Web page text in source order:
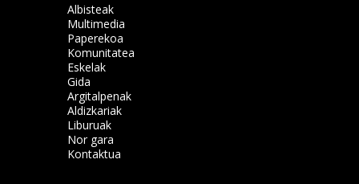
Albisteak
Multimedia
Paperekoa
Komunitatea
Eskelak
Gida
Argitalpenak
Aldizkariak
Liburuak
Nor gara
Kontaktua